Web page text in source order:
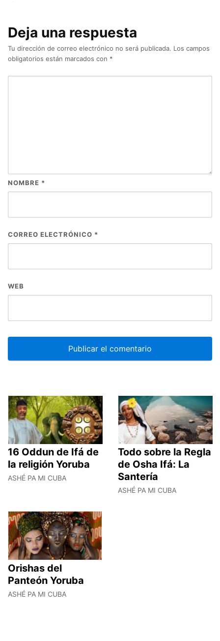
Deja una respuesta
Tu dirección de correo electrónico no será publicada. Los campos
obligatorios están marcados con *
NOMBRE *
CORREO ELECTRÓNICO *
WEB
16 Oddun de Ifá de
la religión Yoruba
ASHÉ PA MI CUBA
Todo sobre la Regla
de Osha Ifá: La
Santería
ASHÉ PA MI CUBA
Orishas del
Panteón Yoruba
ASHÉ PA MI CUBA